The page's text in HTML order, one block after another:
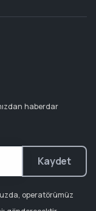
haberdar
Kaydet
operatörümüz